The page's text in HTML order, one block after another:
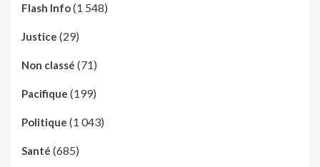
Flash Info(1 548)
Justice (29)
Non classé (71)
Pacifique (199)
Politique (1 043)
Santé (685)